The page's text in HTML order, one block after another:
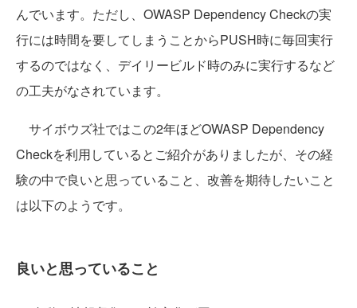
んでいます。ただし、OWASP Dependency Checkの実
行には時間を要してしまうことからPUSH時に毎回実行
するのではなく、デイリービルド時のみに実行するなど
の工夫がなされています。
サイボウズ社ではこの2年ほどOWASP Dependency
Checkを利用しているとご紹介がありましたが、その経
験の中で良いと思っていること、改善を期待したいこと
は以下のようです。
良いと思っていること